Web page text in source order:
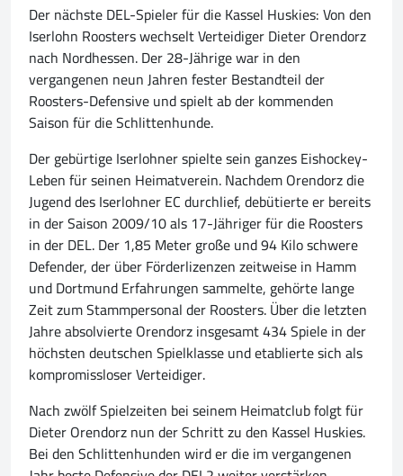
Der nächste DEL-Spieler für die Kassel Huskies: Von den
Iserlohn Roosters wechselt Verteidiger Dieter Orendorz
nach Nordhessen. Der 28-Jährige war in den
vergangenen neun Jahren fester Bestandteil der
Roosters-Defensive und spielt ab der kommenden
Saison für die Schlittenhunde.
Der gebürtige Iserlohner spielte sein ganzes Eishockey-
Leben für seinen Heimatverein. Nachdem Orendorz die
Jugend des Iserlohner EC durchlief, debütierte er bereits
in der Saison 2009/10 als 17-Jähriger für die Roosters
in der DEL. Der 1,85 Meter große und 94 Kilo schwere
Defender, der über Förderlizenzen zeitweise in Hamm
und Dortmund Erfahrungen sammelte, gehörte lange
Zeit zum Stammpersonal der Roosters. Über die letzten
Jahre absolvierte Orendorz insgesamt 434 Spiele in der
höchsten deutschen Spielklasse und etablierte sich als
kompromissloser Verteidiger.
Nach zwölf Spielzeiten bei seinem Heimatclub folgt für
Dieter Orendorz nun der Schritt zu den Kassel Huskies.
Bei den Schlittenhunden wird er die im vergangenen